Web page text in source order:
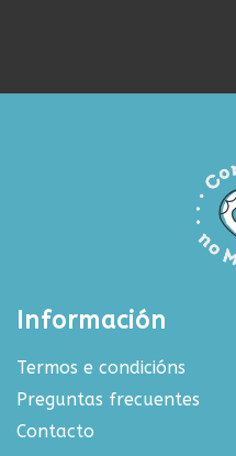
Información
Termos e condicións
Preguntas frecuentes
Contacto